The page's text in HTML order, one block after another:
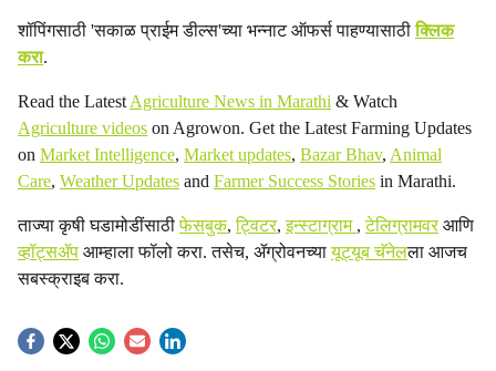
शॉपिंगसाठी 'सकाळ प्राईम डील्स'च्या भन्नाट ऑफर्स पाहण्यासाठीक्लिक
करा.
Read the Latest Agriculture News in Marathi & Watch
Agriculture videos on Agrowon. Get the Latest Farming Updates
on Market Intelligence, Market updates, Bazar Bhav, Animal
Care, Weather Updates and Farmer Success Stories in Marathi.
ताज्या कृषी घडामोडींसाठीफेसबुक,ट्विटर,इन्स्टाग्राम ,टेलिग्रामवरआणि
व्हॉट्सॲप आम्हाला फॉलो करा. तसेच, ॲग्रोवनच्यायूट्यूब चॅनेलला आजच
सबस्क्राइब करा.